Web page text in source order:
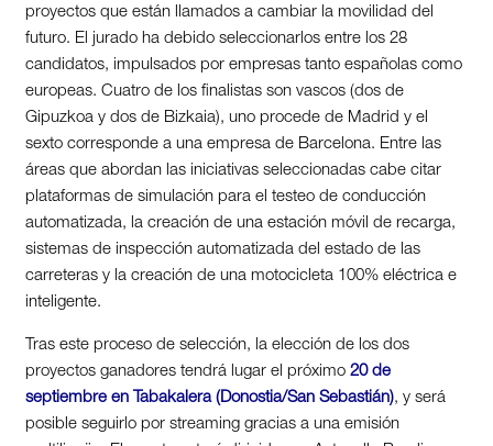
proyectos que están llamados a cambiar la movilidad del
futuro. El jurado ha debido seleccionarlos entre los 28
candidatos, impulsados por empresas tanto españolas como
europeas. Cuatro de los finalistas son vascos (dos de
Gipuzkoa y dos de Bizkaia), uno procede de Madrid y el
sexto corresponde a una empresa de Barcelona. Entre las
áreas que abordan las iniciativas seleccionadas cabe citar
plataformas de simulación para el testeo de conducción
automatizada, la creación de una estación móvil de recarga,
sistemas de inspección automatizada del estado de las
carreteras y la creación de una motocicleta 100% eléctrica e
inteligente.
Tras este proceso de selección, la elección de los dos
proyectos ganadores tendrá lugar el próximo20 de
septiembre en Tabakalera (Donostia/San Sebastián), y será
posible seguirlo por streaming gracias a una emisión